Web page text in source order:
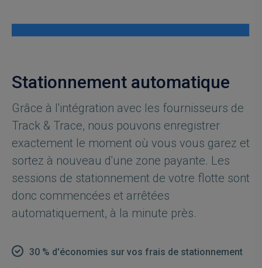
Stationnement automatique
Grâce à l'intégration avec les fournisseurs de
Track & Trace, nous pouvons enregistrer
exactement le moment où vous vous garez et
sortez à nouveau d'une zone payante. Les
sessions de stationnement de votre flotte sont
donc commencées et arrêtées
automatiquement, à la minute près.
30 % d'économies sur vos frais de stationnement